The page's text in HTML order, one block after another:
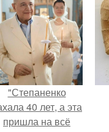
"Степаненко
40 лет, а эта
пришла на всё